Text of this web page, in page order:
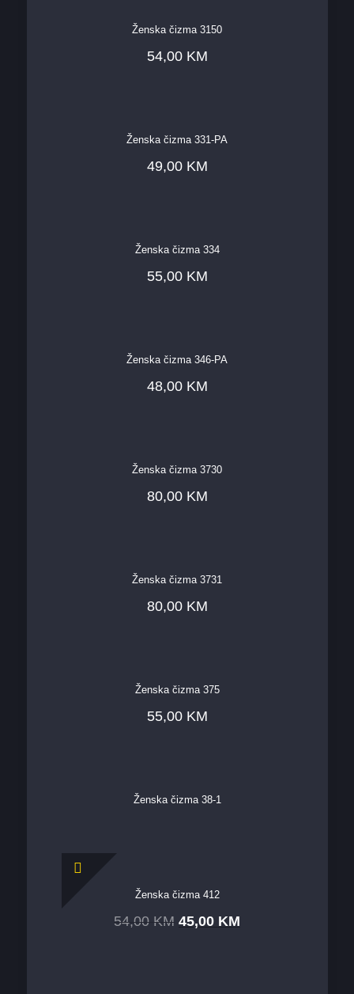
Ženska čizma 3150
54,00 KM
Ženska čizma 331-PA
49,00 KM
Ženska čizma 334
55,00 KM
Ženska čizma 346-PA
48,00 KM
Ženska čizma 3730
80,00 KM
Ženska čizma 3731
80,00 KM
Ženska čizma 375
55,00 KM
Ženska čizma 38-1
Ženska čizma 412
54,00 KM 45,00 KM